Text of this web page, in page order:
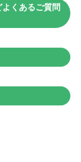
くあるご質問